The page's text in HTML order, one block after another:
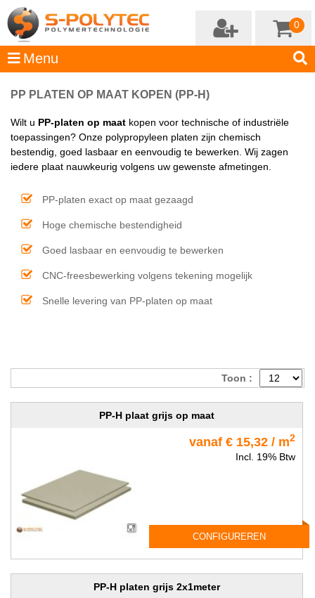
0
PP PLATEN OP MAAT KOPEN (PP-H)
Wilt u PP-platen op maat kopen voor technische of industriële
toepassingen? Onze polypropyleen platen zijn chemisch
bestendig, goed lasbaar en eenvoudig te bewerken. Wij zagen
iedere plaat nauwkeurig volgens uw gewenste afmetingen.
PP-platen exact op maat gezaagd
Hoge chemische bestendigheid
Goed lasbaar en eenvoudig te bewerken
CNC-freesbewerking volgens tekening mogelijk
Snelle levering van PP-platen op maat
Toon :
PP-H plaat grijs op maat
vanaf € 15,32 / m2
Incl. 19% Btw
CONFIGUREREN
PP-H platen grijs 2x1meter